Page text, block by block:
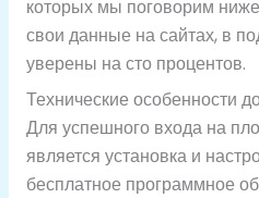
которых мы поговорим
свои данные на сайтах, в
уверены на сто процентов.
Технические особенности
Для успешного входа на
является установка и
бесплатное программное